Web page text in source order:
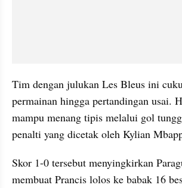
Tim dengan julukan Les Bleus ini
permainan hingga pertandingan usai.
mampu menang tipis melalui gol
penalti yang dicetak oleh Kylian
Skor 1-0 tersebut menyingkirkan
membuat Prancis lolos ke babak 16